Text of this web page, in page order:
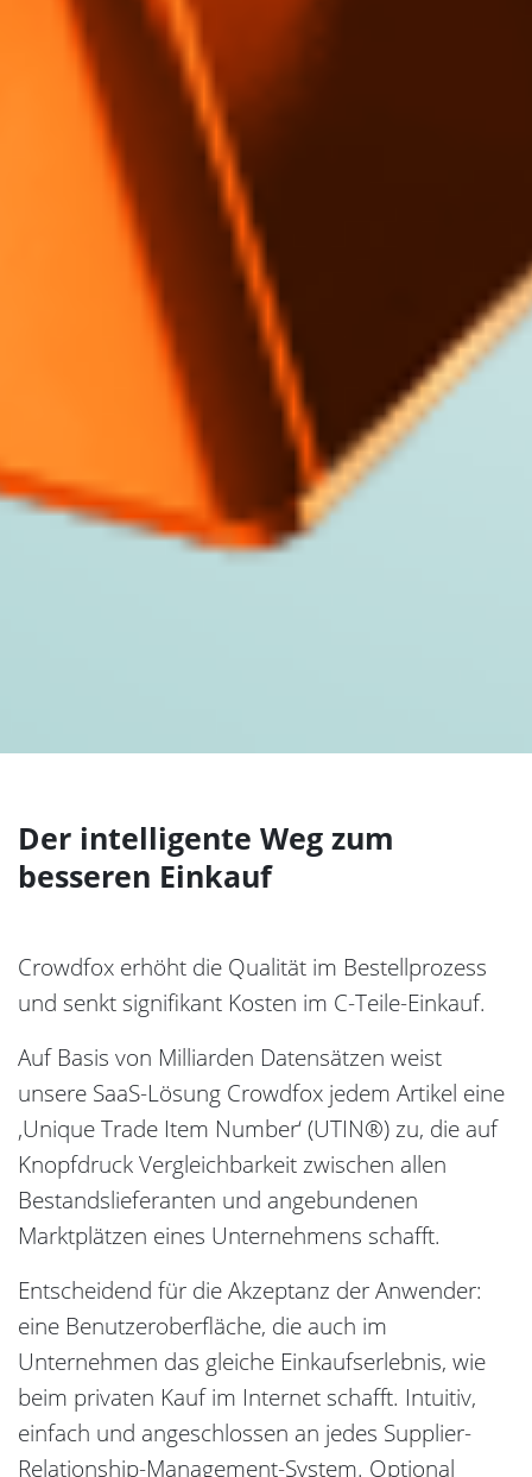
Der intelligente Weg zum
besseren Einkauf
Crowdfox erhöht die Qualität im Bestellprozess
und senkt signifikant Kosten im C-Teile-Einkauf.
Auf Basis von Milliarden Datensätzen weist
unsere SaaS-Lösung Crowdfox jedem Artikel eine
‚Unique Trade Item Number‘ (UTIN®) zu, die auf
Knopfdruck Vergleichbarkeit zwischen allen
Bestandslieferanten und angebundenen
Marktplätzen eines Unternehmens schafft.
Entscheidend für die Akzeptanz der Anwender:
eine Benutzeroberfläche, die auch im
Unternehmen das gleiche Einkaufserlebnis, wie
beim privaten Kauf im Internet schafft. Intuitiv,
einfach und angeschlossen an jedes Supplier-
Relationship-Management-System. Optional